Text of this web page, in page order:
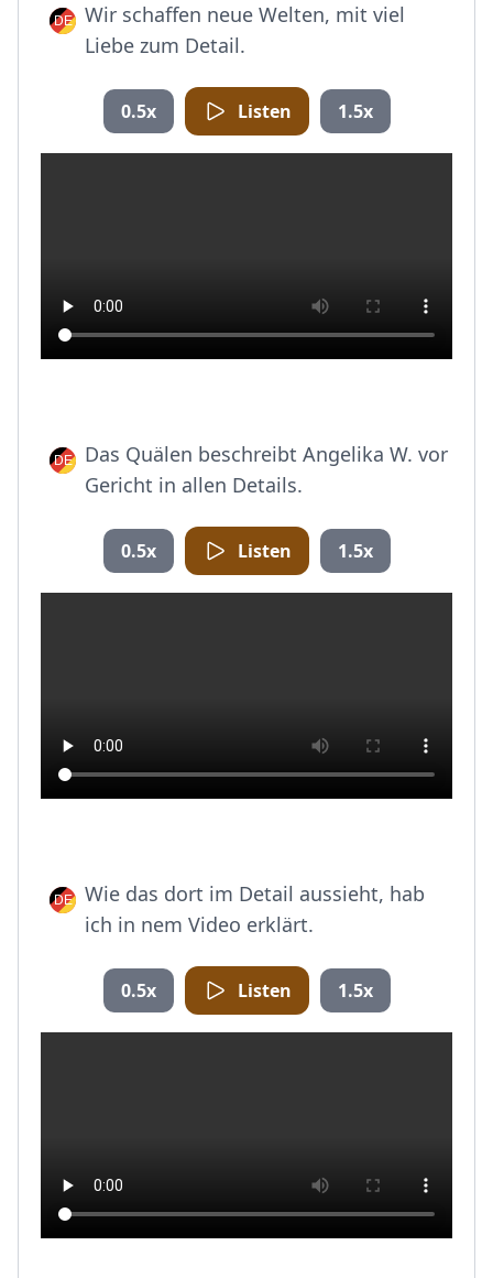
Wir schaffen neue Welten, mit viel
Liebe zum Detail.
0.5x Listen 1.5x
Das Quälen beschreibt Angelika W. vor
Gericht in allen Details.
0.5x Listen 1.5x
Wie das dort im Detail aussieht, hab
ich in nem Video erklärt.
0.5x Listen 1.5x